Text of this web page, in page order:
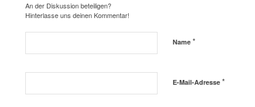
An der Diskussion beteiligen?
Hinterlasse uns deinen Kommentar!
Name *
E-Mail-Adresse *